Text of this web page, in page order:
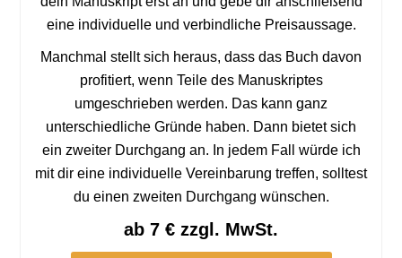
eine individuelle und verbindliche Preisaussage.
Manchmal stellt sich heraus, dass das Buch davon
profitiert, wenn Teile des Manuskriptes
umgeschrieben werden. Das kann ganz
unterschiedliche Gründe haben. Dann bietet sich
ein zweiter Durchgang an. In jedem Fall würde ich
mit dir eine individuelle Vereinbarung treffen, solltest
du einen zweiten Durchgang wünschen.
ab 7 € zzgl. MwSt.